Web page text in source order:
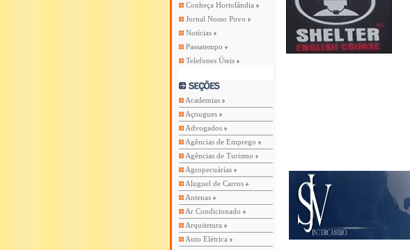
Conheça Hortolândia
Jornal Nosso Povo
Notícias
Passatempo
Telefones Úteis
Academias
Açougues
Advogados
Agências de Emprego
Agências de Turismo
Agropecuárias
Aluguel de Carros
Antenas
Ar Condicionado
Arquitetura
Auto Elétrica